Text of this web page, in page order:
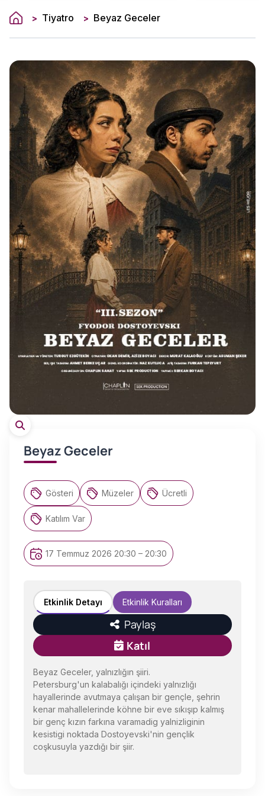
> Tiyatro > Beyaz Geceler
Beyaz Geceler
Gösteri Müzeler Ücretli
Katılım Var
17 Temmuz 2026 20:30 – 20:30
Etkinlik Detayı Etkinlik Kuralları
Paylaş
Katıl
Beyaz Geceler, yalnızlığın şiiri.
Petersburg'un kalabalığı içindeki yalnızlığı
hayallerinde avutmaya çalışan bir gençle, şehrin
kenar mahallelerinde köhne bir eve sıkışıp kalmış
bir genç kızın farkına varamadig yalnizliginin
kesistigi noktada Dostoyevski'nin gençlik
coşkusuyla yazdığı bir şiir.